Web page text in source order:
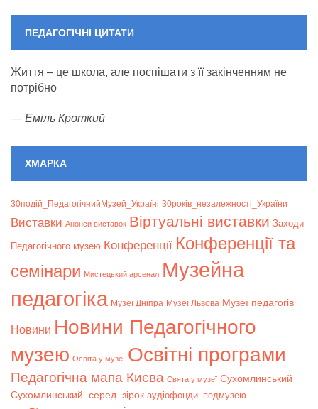
ПЕДАГОГІЧНІ ЦИТАТИ
Життя – це школа, але поспішати з її закінченням не
потрібно
— Еміль Кроткий
ХМАРКА
30подій_ПедагогічнийМузей_Україні 30років_незалежності_України
Bиставки Анонси виставок Віртуальні виставки Заходи
Педагогічного музею Конференції Конференції та
семінари Мистецький арсенал Музейна
педагогіка Музеї Дніпра Музеї Львова Музеї педагогів
Новини Новини Педагогічного
музею Освіта у музеї Освітні програми
Педагогічна мапа Києва Свята у музеї Сухомлинський
Сухомлинський_серед_зірок аудіофонди_педмузею